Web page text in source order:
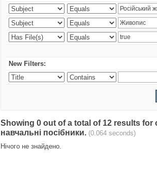
New Filters:
Showing 0 out of a total of 12 results for
навчальні посібники. (0.064 seconds)
Нічого не знайдено.